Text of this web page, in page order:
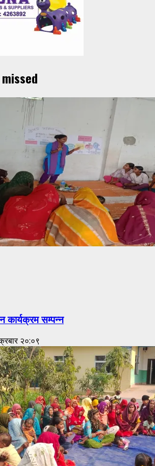
कार्यक्रम सम्पन्न
२०:०९